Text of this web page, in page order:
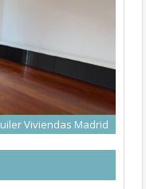
Viviendas Madrid